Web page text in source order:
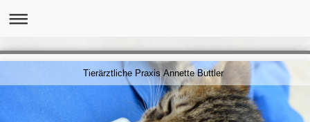
Tierärztliche Praxis Annette Buttler